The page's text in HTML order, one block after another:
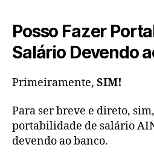
Posso Fazer
Salário Devendo
Primeiramente, SIM!
Para ser breve e direto,
portabilidade de salário
devendo ao banco.